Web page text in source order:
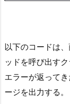
以下のコードは
ッドを呼び出す
エラーが返って
ージを出力する。